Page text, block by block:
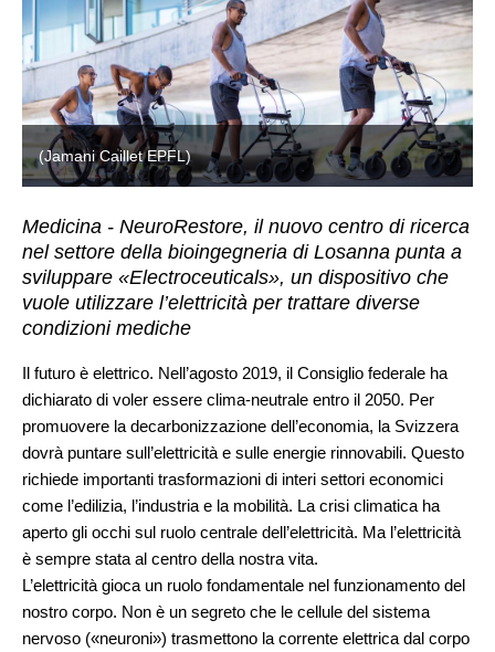
(Jamani Caillet EPFL)
Medicina - NeuroRestore, il nuovo centro di ricerca
nel settore della bioingegneria di Losanna punta a
sviluppare «Electroceuticals», un dispositivo che
vuole utilizzare l’elettricità per trattare diverse
condizioni mediche
Il futuro è elettrico. Nell’agosto 2019, il Consiglio federale ha
dichiarato di voler essere clima-neutrale entro il 2050. Per
promuovere la decarbonizzazione dell’economia, la Svizzera
dovrà puntare sull’elettricità e sulle energie rinnovabili. Questo
richiede importanti trasformazioni di interi settori economici
come l’edilizia, l’industria e la mobilità. La crisi climatica ha
aperto gli occhi sul ruolo centrale dell’elettricità. Ma l’elettricità
è sempre stata al centro della nostra vita.
L’elettricità gioca un ruolo fondamentale nel funzionamento del
nostro corpo. Non è un segreto che le cellule del sistema
nervoso («neuroni») trasmettono la corrente elettrica dal corpo